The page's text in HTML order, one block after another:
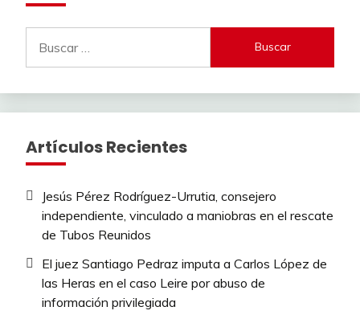
Artículos Recientes
Jesús Pérez Rodríguez-Urrutia, consejero
independiente, vinculado a maniobras en el rescate
de Tubos Reunidos
El juez Santiago Pedraz imputa a Carlos López de
las Heras en el caso Leire por abuso de
información privilegiada